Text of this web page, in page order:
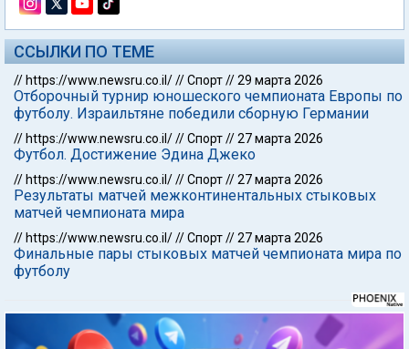
ССЫЛКИ ПО ТЕМЕ
// https://www.newsru.co.il///Спорт//29 марта 2026
Отборочный турнир юношеского чемпионата Европы по
футболу. Израильтяне победили сборную Германии
// https://www.newsru.co.il///Спорт//27 марта 2026
Футбол. Достижение Эдина Джеко
// https://www.newsru.co.il///Спорт//27 марта 2026
Результаты матчей межконтинентальных стыковых
матчей чемпионата мира
// https://www.newsru.co.il///Спорт//27 марта 2026
Финальные пары стыковых матчей чемпионата мира по
футболу